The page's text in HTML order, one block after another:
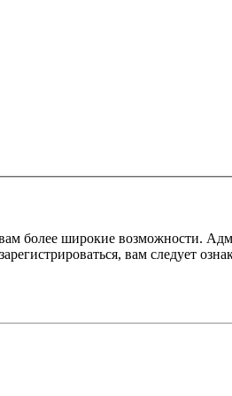
более широкие возможности.
вам следует